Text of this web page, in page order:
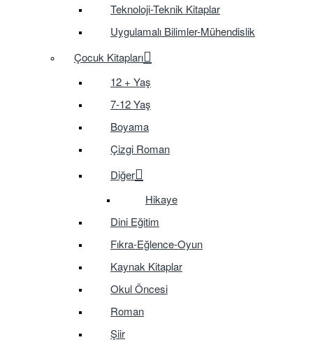
Teknoloji-Teknik Kitaplar
Uygulamalı Bilimler-Mühendislik
Çocuk Kitapları
12 + Yaş
7-12 Yaş
Boyama
Çizgi Roman
Diğer
Hikaye
Dini Eğitim
Fıkra-Eğlence-Oyun
Kaynak Kitaplar
Okul Öncesi
Roman
Şiir